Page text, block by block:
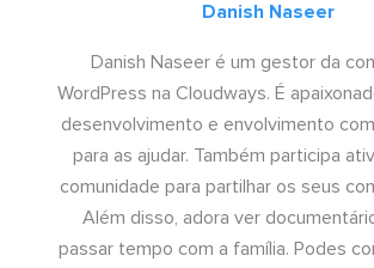
Danish Naseer
Danish Naseer é um gestor da
WordPress na Cloudways. É
desenvolvimento e envolvimento
para as ajudar. Também participa
comunidade para partilhar os seus
Além disso, adora ver
passar tempo com a família. Podes